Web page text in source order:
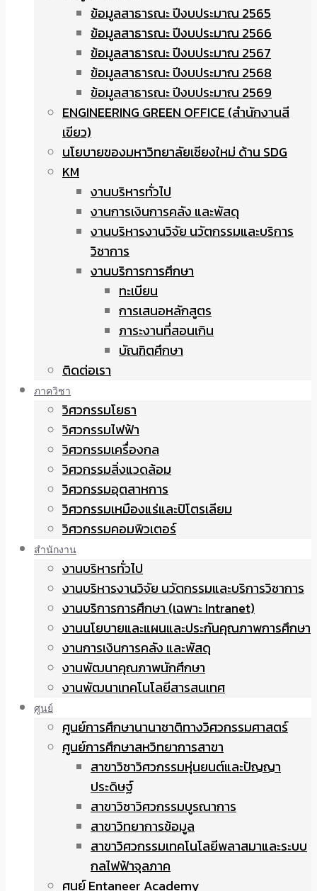
ข้อมูลสาธารณะ ปีงบประมาณ 2565
ข้อมูลสาธารณะ ปีงบประมาณ 2566
ข้อมูลสาธารณะ ปีงบประมาณ 2567
ข้อมูลสาธารณะ ปีงบประมาณ 2568
ข้อมูลสาธารณะ ปีงบประมาณ 2569
ENGINEERING GREEN OFFICE (สำนักงานสี
เขียว)
นโยบายของมหาวิทยาลัยเชียงใหม่ ด้าน SDG
KM
งานบริหารทั่วไป
งานการเงินการคลัง และพัสดุ
งานบริหารงานวิจัย นวัตกรรมและบริการ
วิชาการ
งานบริการการศึกษา
ทะเบียน
การเสนอหลักสูตร
ภาระงานที่สอนเกิน
บัณฑิตศึกษา
ติดต่อเรา
ภาควิชา
วิศวกรรมโยธา
วิศวกรรมไฟฟ้า
วิศวกรรมเครื่องกล
วิศวกรรมสิ่งแวดล้อม
วิศวกรรมอุตสาหการ
วิศวกรรมเหมืองแร่และปิโตรเลียม
วิศวกรรมคอมพิวเตอร์
สำนักงาน
งานบริหารทั่วไป
งานบริหารงานวิจัย นวัตกรรมและบริการวิชาการ
งานบริการการศึกษา (เฉพาะ Intranet)
งานนโยบายและแผนและประกันคุณภาพการศึกษา
งานการเงินการคลัง และพัสดุ
งานพัฒนาคุณภาพนักศึกษา
งานพัฒนาเทคโนโลยีสารสนเทศ
ศูนย์
ศูนย์การศึกษานานาชาติทางวิศวกรรมศาสตร์
ศูนย์การศึกษาสหวิทยาการสาขา
สาขาวิชาวิศวกรรมหุ่นยนต์และปัญญา
ประดิษฐ์
สาขาวิชาวิศวกรรมบูรณาการ
สาขาวิทยาการข้อมูล
สาขาวิศวกรรมเทคโนโลยีพลาสมาและระบบ
กลไฟฟ้าจุลภาค
ศูนย์ Entaneer Academy